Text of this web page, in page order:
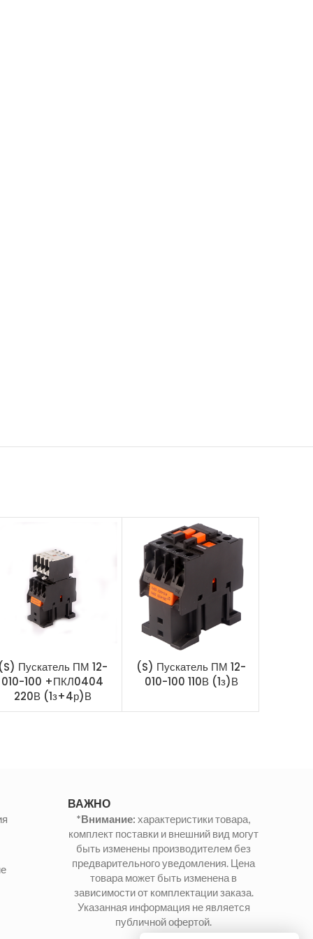
Пускатель ПМ 12-
010-100 +ПКЛ0404
220В (1з+4р)В
(S) Пускатель ПМ 12-
010-100 110В (1з)В
ВАЖНО
*Внимание: характеристики товара,
комплект поставки и внешний вид могут
быть изменены производителем без
предварительного уведомления. Цена
товара может быть изменена в
зависимости от комплектации заказа.
Указанная информация не является
публичной офертой.